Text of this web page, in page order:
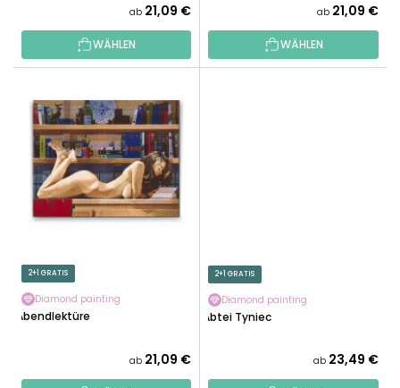
T
ab 21,09 €
WÄHLEN
ab 21,09 €
WÄHLEN
2+1 GRATIS
Diamond painting
Abendlektüre
ab 21,09 €
2+1 GRATIS
Diamond painting
Abtei Tyniec
ab 23,49 €